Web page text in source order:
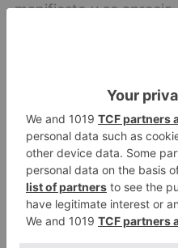
manifiesto y se aprecia
obligatorias de Castilla